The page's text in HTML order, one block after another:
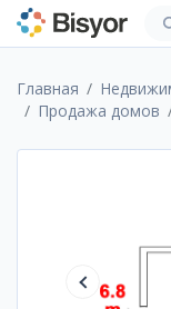
Главная
Продажа домов